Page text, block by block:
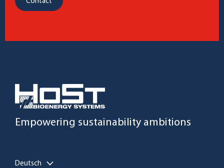
Empowering sustainability ambitions
Deutsch